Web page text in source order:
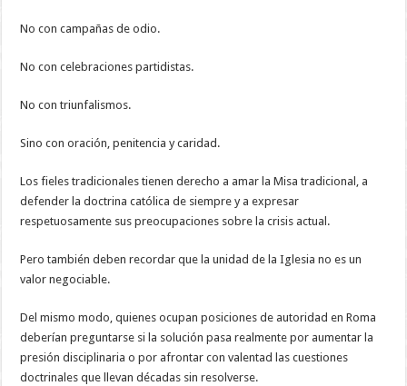
No con campañas de odio.
No con celebraciones partidistas.
No con triunfalismos.
Sino con oración, penitencia y caridad.
Los fieles tradicionales tienen derecho a amar la Misa tradicional, a
defender la doctrina católica de siempre y a expresar
respetuosamente sus preocupaciones sobre la crisis actual.
Pero también deben recordar que la unidad de la Iglesia no es un
valor negociable.
Del mismo modo, quienes ocupan posiciones de autoridad en Roma
deberían preguntarse si la solución pasa realmente por aumentar la
presión disciplinaria o por afrontar con valentad las cuestiones
doctrinales que llevan décadas sin resolverse.